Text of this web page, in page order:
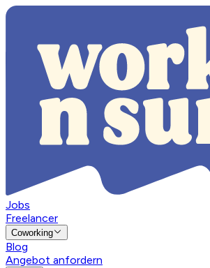
Jobs
Freelancer
Coworking
Blog
Angebot anfordern